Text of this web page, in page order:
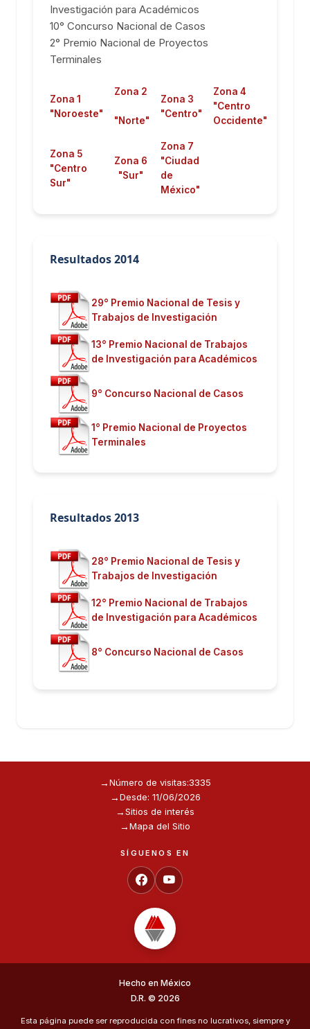
Investigación para Académicos
10° Concurso Nacional de Casos
2° Premio Nacional de Proyectos
Terminales
Zona 1
"Noroeste"
Zona 2
"Norte"
Zona 3
"Centro"
Zona 4
"Centro
Occidente"
Zona 5
"Centro
Sur"
Zona 6
"Sur"
Zona 7
"Ciudad
de
México"
Resultados 2014
29° Premio Nacional de Tesis y
Trabajos de Investigación
13° Premio Nacional de Trabajos
de Investigación para Académicos
9° Concurso Nacional de Casos
1° Premio Nacional de Proyectos
Terminales
Resultados 2013
28° Premio Nacional de Tesis y
Trabajos de Investigación
12° Premio Nacional de Trabajos
de Investigación para Académicos
8° Concurso Nacional de Casos
Número de visitas:3335
Desde: 11/06/2026
Sitios de interés
Mapa del Sitio
SÍGUENOS EN
Hecho en México
D.R. © 2026
Esta página puede ser reproducida con fines no lucrativos, siempre y